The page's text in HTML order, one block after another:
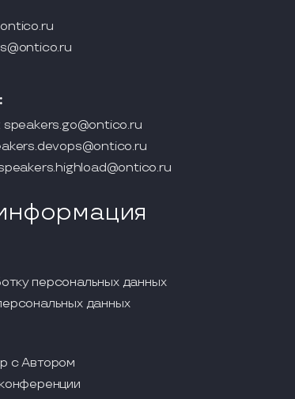
speakers.go@ontico.ru
персональных данных
данных
с Автором